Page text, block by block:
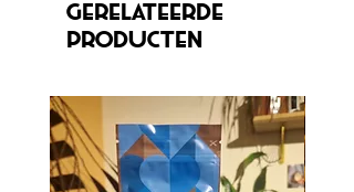
Gerelateerde
producten